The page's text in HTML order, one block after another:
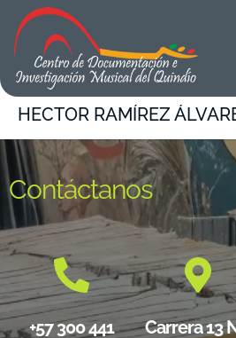
contenido
HECTOR RAMÍREZ
Contáctanos
+57 300 441
Carrera 13